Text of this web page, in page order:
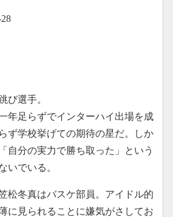
び選手。
年足らずでインターハイ出場を成
ず学校挙げての期待の星だ。しか
自分の実力で勝ち取った」という
いでいる。
松冬真はバスケ部員。アイドル的
に見られることに嫌気がさしてお